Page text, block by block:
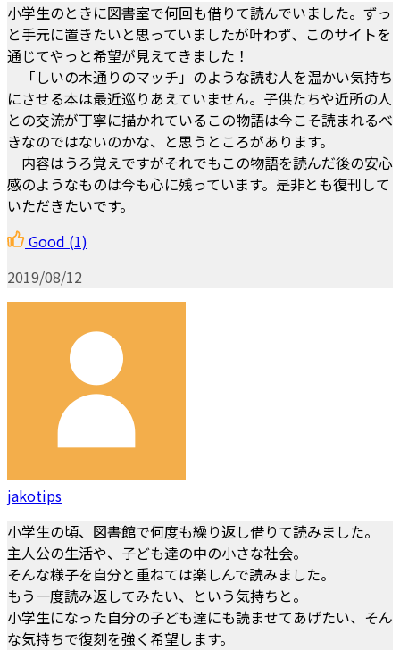
小学生のときに図書室で何回も借りて読んでいました。ずっ
と手元に置きたいと思っていましたが叶わず、このサイトを
通じてやっと希望が見えてきました！
「しいの木通りのマッチ」のような読む人を温かい気持ち
にさせる本は最近巡りあえていません。子供たちや近所の人
との交流が丁寧に描かれているこの物語は今こそ読まれるべ
きなのではないのかな、と思うところがあります。
内容はうろ覚えですがそれでもこの物語を読んだ後の安心
感のようなものは今も心に残っています。是非とも復刊して
いただきたいです。
Good (1)
2019/08/12
jakotips
小学生の頃、図書館で何度も繰り返し借りて読みました。
主人公の生活や、子ども達の中の小さな社会。
そんな様子を自分と重ねては楽しんで読みました。
もう一度読み返してみたい、という気持ちと。
小学生になった自分の子ども達にも読ませてあげたい、そん
な気持ちで復刻を強く希望します。